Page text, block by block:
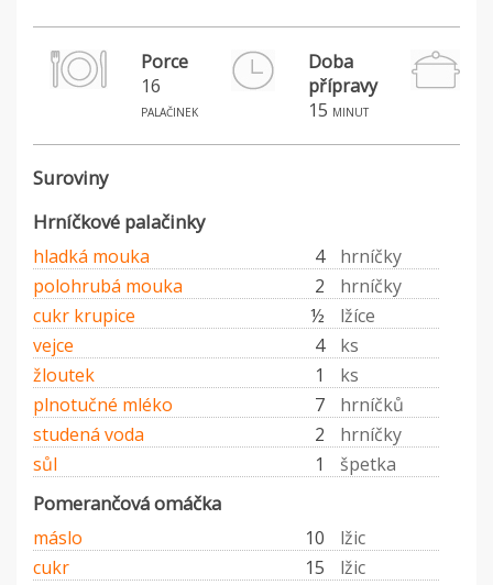
Porce
16
palačinek
Doba
přípravy
15 minut
Suroviny
Hrníčkové palačinky
hladká mouka 4
hrníčky
polohrubá mouka
2
hrníčky
cukr krupice
½
lžíce
vejce
4
ks
žloutek
1
ks
plnotučné mléko
7
hrníčků
studená voda
2
hrníčky
sůl
1 špetka
Pomerančová omáčka
máslo 10
lžic
cukr
15
lžic